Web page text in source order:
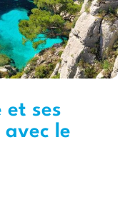
et ses
le